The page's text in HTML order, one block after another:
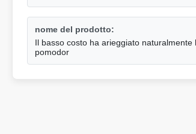
nome del prodotto:
Il basso costo ha arieggiato
pomodor